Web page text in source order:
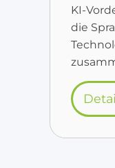
KI-
die